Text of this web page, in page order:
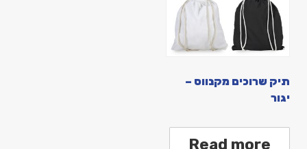
תיק שרוכים מקנווס –
יגור
Read more